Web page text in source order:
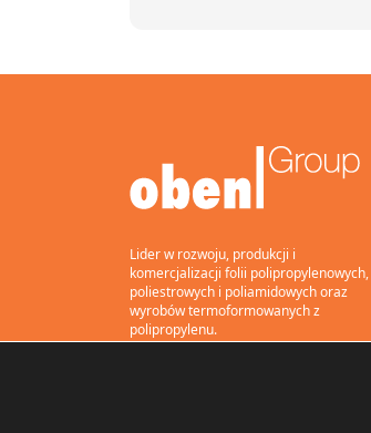
Lider w rozwoju, produkcji i
komercjalizacji folii polipropylenowych,
poliestrowych i poliamidowych oraz
wyrobów termoformowanych z
polipropylenu.